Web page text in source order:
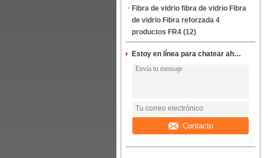
Fibra de vidrio fibra de vidrio Fibra
de vidrio Fibra reforzada 4
productos FR4 (12)
Estoy en línea para chatear ahora
Contacto